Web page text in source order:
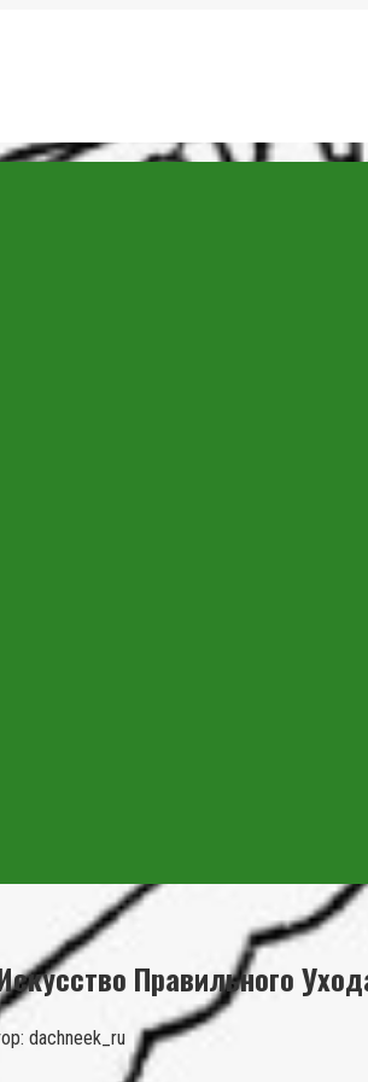
Правильного
dachneek_ru